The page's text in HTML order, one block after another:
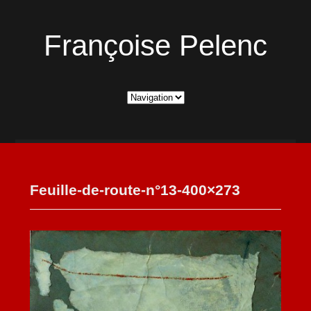
Françoise Pelenc
Feuille-de-route-n°13-400×273